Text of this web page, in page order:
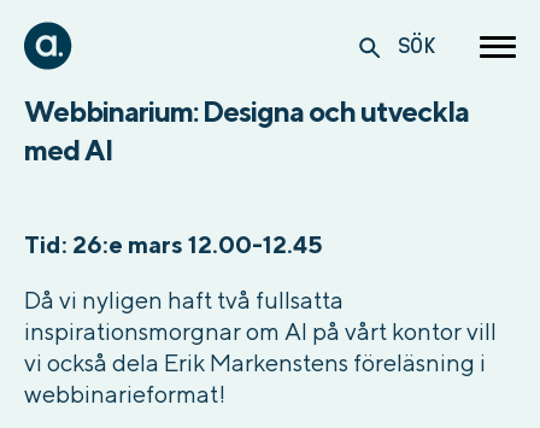
SÖK
Webbinarium: Designa och utveckla
med AI
Tid: 26:e mars 12.00-12.45
Då vi nyligen haft två fullsatta
inspirationsmorgnar om AI på vårt kontor vill
vi också dela Erik Markenstens föreläsning i
webbinarieformat!